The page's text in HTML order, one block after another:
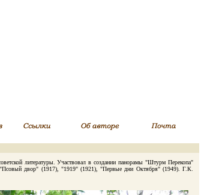
литературы. Участвовал в создании панорамы "Штурм Перекопа"
двор" (1917), "1919" (1921), "Первые дни Октября" (1949). Г.К.